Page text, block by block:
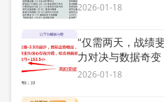
2026-01-18
“仅需两天，战绩
力对决与数据奇变
2026-01-18